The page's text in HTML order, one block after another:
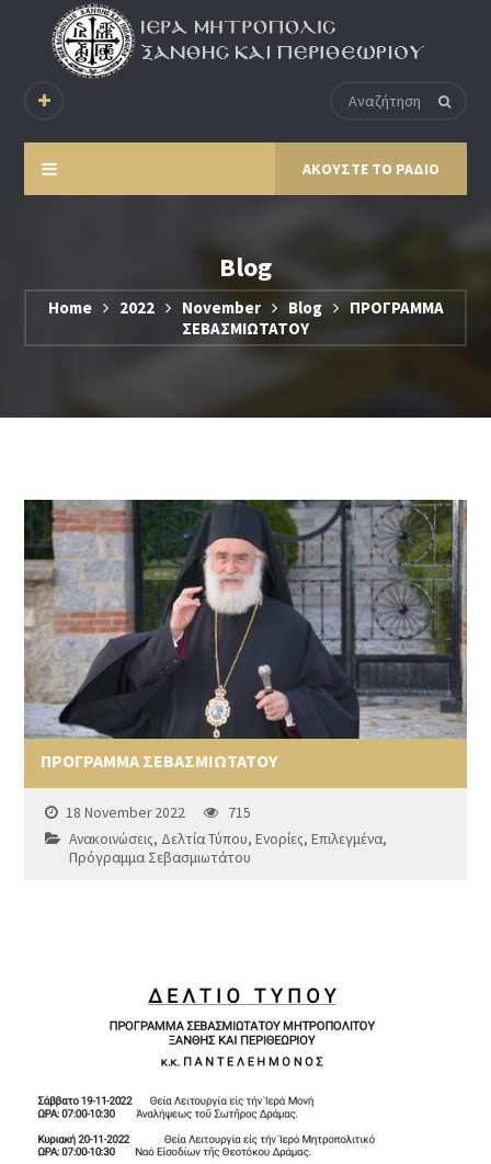
ΑΚΟΥΣΤΕ ΤΟ ΡΑΔΙΟ
Blog
Home 2022 November Blog
ΠΡΟΓΡΑΜΜΑ
ΣΕΒΑΣΜΙΩΤΑΤΟΥ
ΠΡΟΓΡΑΜΜΑ ΣΕΒΑΣΜΙΩΤΑΤΟΥ
18 November 2022
715
Ανακοινώσεις, Δελτία Τύπου,Ενορίες,Επιλεγμένα,
Πρόγραμμα Σεβασμιωτάτου